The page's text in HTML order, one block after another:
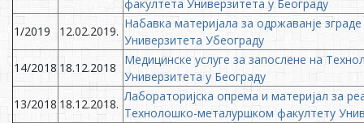
факултета Универзитета у Београду
1/2019
12.02.2019.
Набавка материјала за одржаванје
Универзитета Убеограду
14/2018 18.12.2018
Медицинске услуге за запослене на
Универзитета у Београду
13/2018 18.12.2018.
Лабораторијска опрема и материјал за
Технолошко-металуршком факултету